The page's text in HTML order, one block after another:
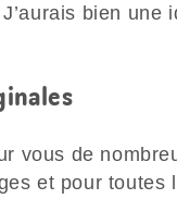
bien une
vous de
et pour toutes